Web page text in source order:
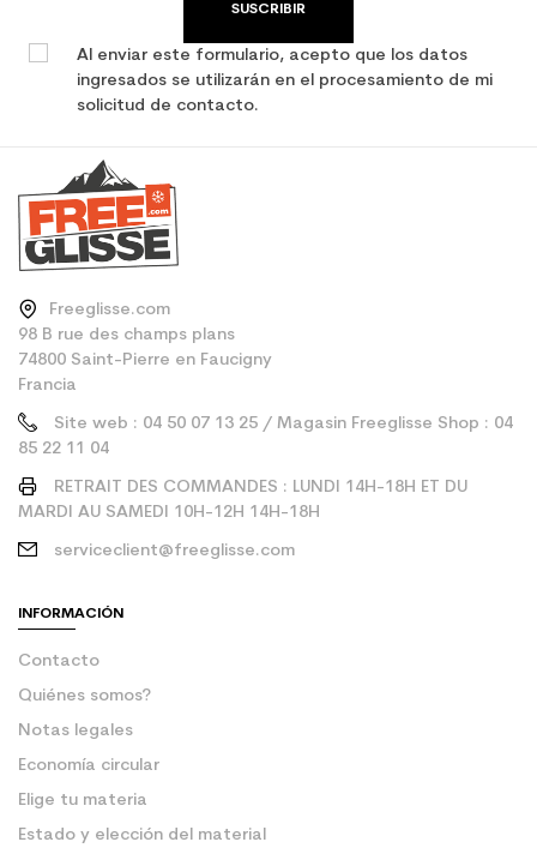
SUSCRIBIR
Al enviar este formulario, acepto que los datos
ingresados se utilizarán en el procesamiento de mi
solicitud de contacto.
Freeglisse.com
98 B rue des champs plans
74800 Saint-Pierre en Faucigny
Francia
Site web : 04 50 07 13 25 / Magasin Freeglisse Shop : 04
85 22 11 04
RETRAIT DES COMMANDES : LUNDI 14H-18H ET DU
MARDI AU SAMEDI 10H-12H 14H-18H
serviceclient@freeglisse.com
INFORMACIÓN
Contacto
Quiénes somos?
Notas legales
Economía circular
Elige tu materia
Estado y elección del material